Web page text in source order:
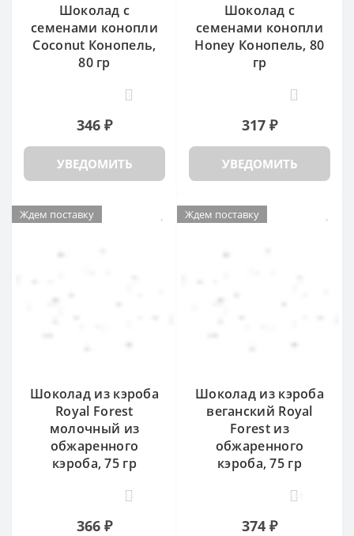
Шоколад с
семенами конопли
Coconut Конопель,
80 гр
346 ₽
УВЕДОМИТЬ
Шоколад с
семенами конопли
Honey Конопель, 80
гр
317 ₽
УВЕДОМИТЬ
Ждем поставку
Шоколад из кэроба
Royal Forest
молочный из
обжаренного
кэроба, 75 гр
46
366 ₽
Ждем поставку
Шоколад из кэроба
веганский Royal
Forest из
обжаренного
кэроба, 75 гр
181
374 ₽